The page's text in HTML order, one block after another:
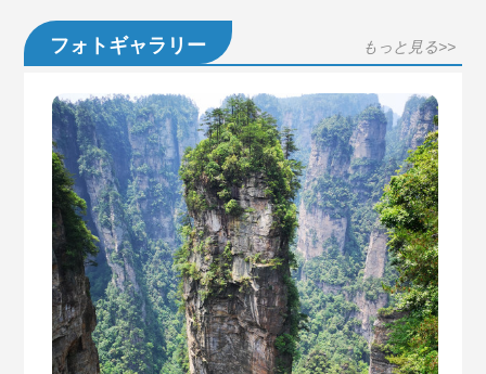
フォトギャラリー もっと見る>>